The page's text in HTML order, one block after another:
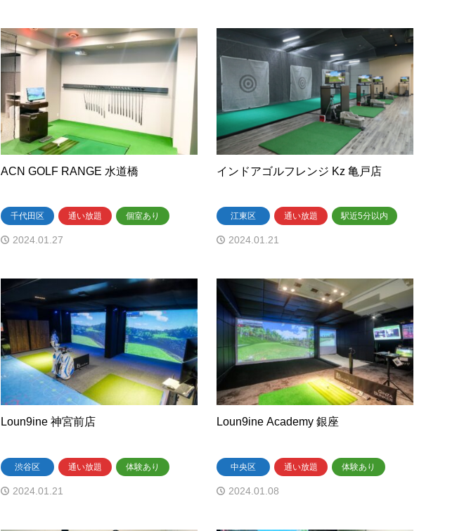
ACN GOLF RANGE 水道橋
千代田区 通い放題 個室あり
2024.01.27
インドアゴルフレンジ Kz 亀戸店
江東区 通い放題 駅近5分以内
2024.01.21
Loun9ine 神宮前店
渋谷区 通い放題 体験あり
2024.01.21
Loun9ine Academy 銀座
中央区 通い放題 体験あり
2024.01.08